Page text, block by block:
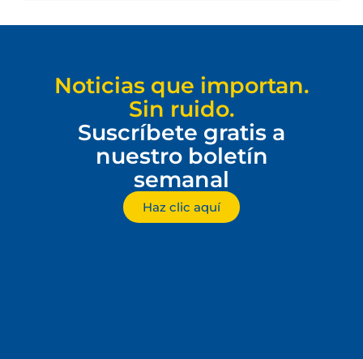
Noticias que importan.
Sin ruido.
Suscríbete gratis a
nuestro boletín
semanal
Haz clic aquí